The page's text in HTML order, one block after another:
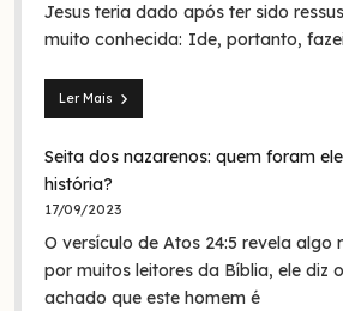
Jesus teria dado após ter sido
muito conhecida: Ide, portanto,
Ler Mais
Mateus
O
batismo
de
era
em
nome
Seita dos nazarenos: quem foram
história?
17/09/2023
O versículo de Atos 24:5 revela algo
por muitos leitores da Bíblia, ele diz
achado que este homem é